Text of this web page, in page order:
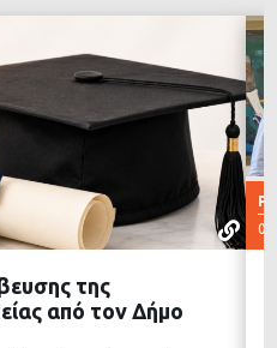
της
από τον Δήμο